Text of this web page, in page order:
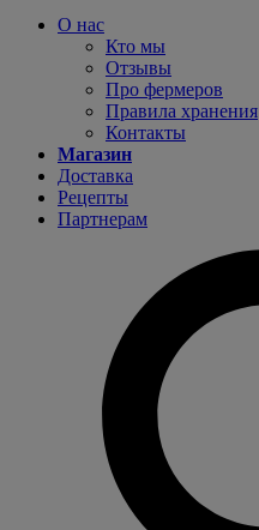
О нас
Кто мы
Отзывы
Про фермеров
Правила хранения
Контакты
Магазин
Доставка
Рецепты
Партнерам